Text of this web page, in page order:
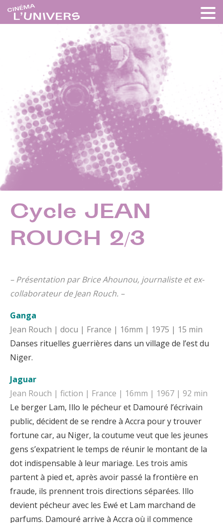
Cycle JEAN
ROUCH 2/3
– Présentation par Brice Ahounou, journaliste et ex-
collaborateur de Jean Rouch. –
Ganga
Jean Rouch | docu | France | 16mm | 1975 | 15 min
Danses rituelles guerrières dans un village de l’est du
Niger.
Jaguar
Jean Rouch | fiction | France | 16mm | 1967 | 92 min
Le berger Lam, Illo le pécheur et Damouré l’écrivain
public, décident de se rendre à Accra pour y trouver
fortune car, au Niger, la coutume veut que les jeunes
gens s’expatrient le temps de réunir le montant de la
dot indispensable à leur mariage. Les trois amis
partent à pied et, après avoir passé la frontière en
fraude, ils prennent trois directions séparées. Illo
devient pécheur avec les Ewé et Lam marchand de
parfums. Damouré arrive à Accra où il commence